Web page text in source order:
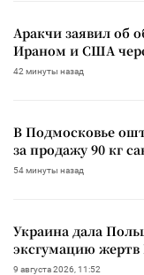
Аракчи заявил об
Ираном и США
42 минуты назад
В Подмосковье
за продажу 90 кг
54 минуты назад
Украина дала
эксгумацию
9 августа 2026, 11:52